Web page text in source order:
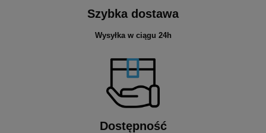
Szybka dostawa
Wysyłka w ciągu 24h
Dostępność